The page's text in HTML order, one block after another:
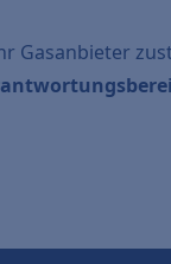
Gasanbieter